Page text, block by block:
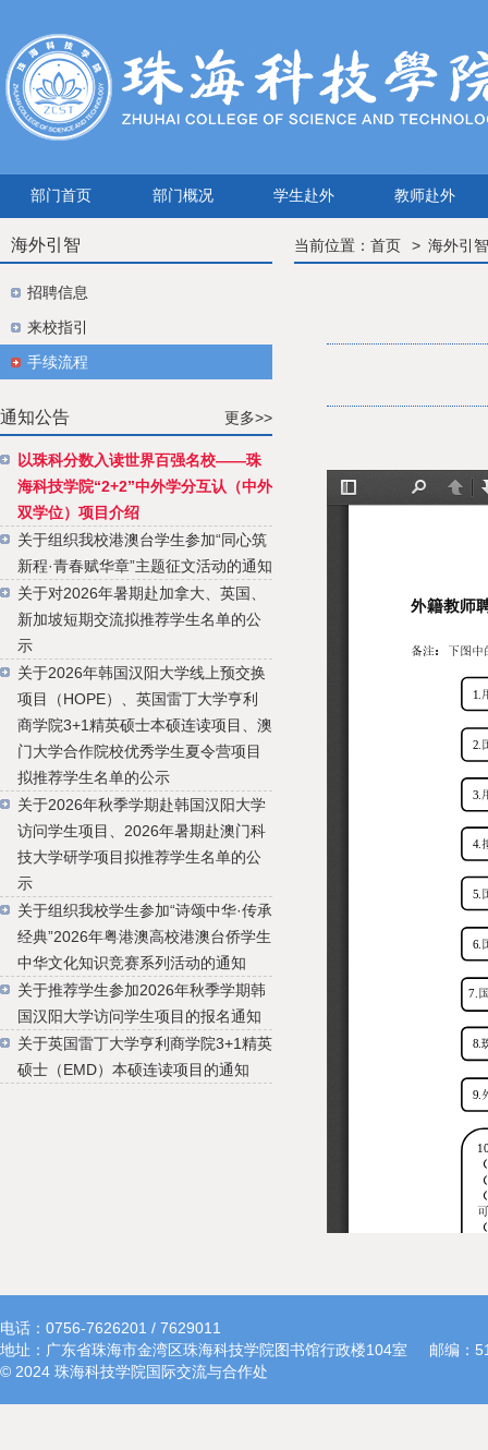
部门首页 部门概况 学生赴外 教师赴外
海外引智
招聘信息
来校指引
手续流程
通知公告 更多>>
以珠科分数入读世界百强名校——珠
海科技学院“2+2”中外学分互认（中外
双学位）项目介绍
关于组织我校港澳台学生参加“同心筑
新程·青春赋华章”主题征文活动的通知
关于对2026年暑期赴加拿大、英国、
新加坡短期交流拟推荐学生名单的公
示
关于2026年韩国汉阳大学线上预交换
项目（HOPE）、英国雷丁大学亨利
商学院3+1精英硕士本硕连读项目、澳
门大学合作院校优秀学生夏令营项目
拟推荐学生名单的公示
关于2026年秋季学期赴韩国汉阳大学
访问学生项目、2026年暑期赴澳门科
技大学研学项目拟推荐学生名单的公
示
关于组织我校学生参加“诗颂中华·传承
经典”2026年粤港澳高校港澳台侨学生
中华文化知识竞赛系列活动的通知
关于推荐学生参加2026年秋季学期韩
国汉阳大学访问学生项目的报名通知
关于英国雷丁大学亨利商学院3+1精英
硕士（EMD）本硕连读项目的通知
当前位置： 首页 海外引智
电话：0756-7626201 / 7629011
地址：广东省珠海市金湾区珠海科技学院图书馆行政楼104室
邮编：
© 2024 珠海科技学院国际交流与合作处